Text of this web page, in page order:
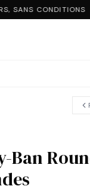
SANS CONDITIONS
Ban